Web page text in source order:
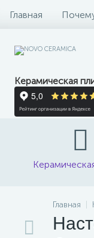
Главная
Керамическая
Главная